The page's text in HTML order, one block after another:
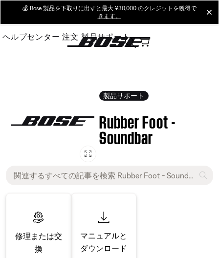
Main
💰 Bose 製品を下取りに出すと最大 ¥30,000 のクレジットを獲得で
きます。
ヘルプセンター 注文 製品サポート
製品サポート
Rubber Foot -
Soundbar
修理または交
換
マニュアルと
ダウンロード